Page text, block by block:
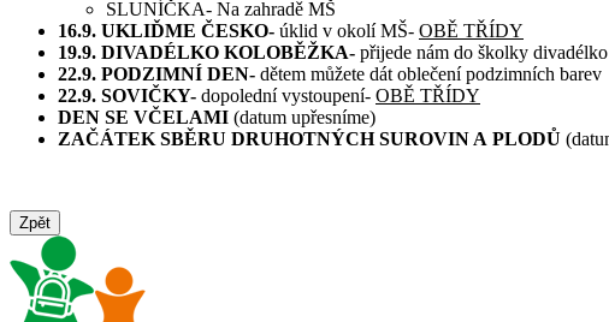
SLUNÍČKA- Na zahradě MŠ
16.9. UKLIĎME ČESKO- úklid v okolí MŠ- OBĚ TŘÍDY
19.9. DIVADÉLKO KOLOBĚŽKA- přijede nám do školky
22.9. PODZIMNÍ DEN- dětem můžete dát oblečení podzimních barev
22.9. SOVIČKY- dopolední vystoupení- OBĚ TŘÍDY
DEN SE VČELAMI (datum upřesníme)
ZAČÁTEK SBĚRU DRUHOTNÝCH SUROVIN A PLODŮ
Zpět